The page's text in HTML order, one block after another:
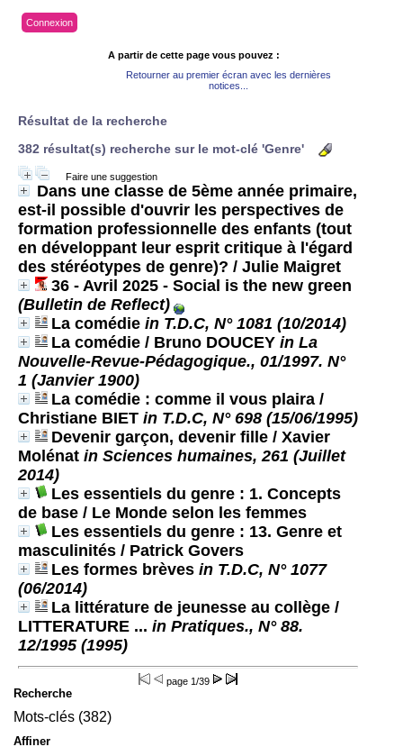
Connexion
A partir de cette page vous pouvez :
Retourner au premier écran avec les dernières
notices...
Résultat de la recherche
382 résultat(s) recherche sur le mot-clé 'Genre'
Faire une suggestion
Dans une classe de 5ème année primaire,
est-il possible d'ouvrir les perspectives de
formation professionnelle des enfants (tout
en développant leur esprit critique à l'égard
des stéréotypes de genre)? / Julie Maigret
36 - Avril 2025 - Social is the new green
(Bulletin de Reflect)
La comédie in T.D.C, N° 1081 (10/2014)
La comédie / Bruno DOUCEY in La
Nouvelle-Revue-Pédagogique., 01/1997. N°
1 (Janvier 1900)
La comédie : comme il vous plaira /
Christiane BIET in T.D.C, N° 698 (15/06/1995)
Devenir garçon, devenir fille / Xavier
Molénat in Sciences humaines, 261 (Juillet
2014)
Les essentiels du genre : 1. Concepts
de base / Le Monde selon les femmes
Les essentiels du genre : 13. Genre et
masculinités / Patrick Govers
Les formes brèves in T.D.C, N° 1077
(06/2014)
La littérature de jeunesse au collège /
LITTERATURE ... in Pratiques., N° 88.
12/1995 (1995)
page 1/39
Recherche
Mots-clés (382)
Affiner